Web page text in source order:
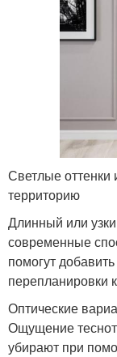
Светлые оттенки
территорию
Длинный или
современные
помогут
перепланировки
Оптические
Ощущение
убирают при